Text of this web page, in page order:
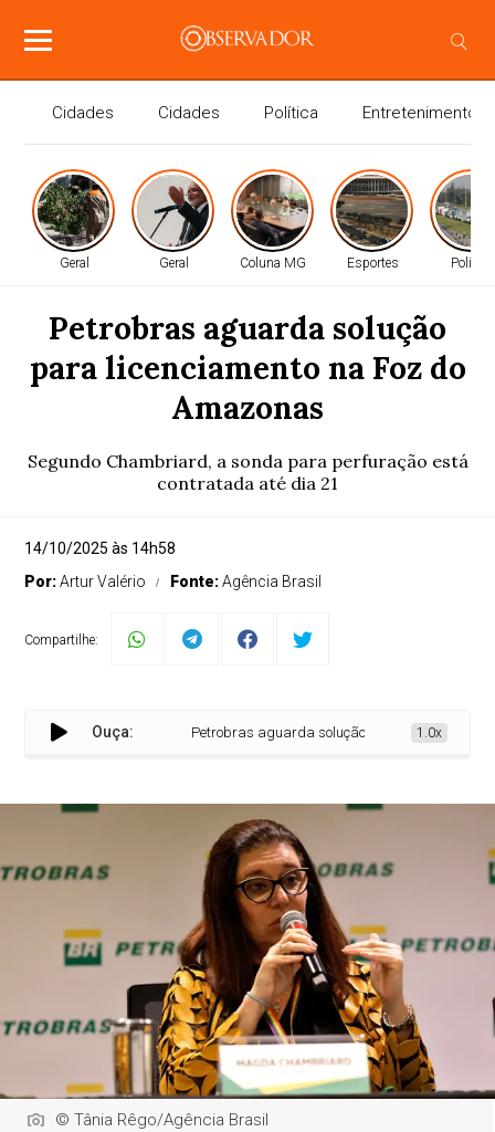
Cidades Cidades Política Entretenimento
Geral Geral Coluna MG Esportes Política
Petrobras aguarda solução
para licenciamento na Foz do
Amazonas
Segundo Chambriard, a sonda para perfuração está
contratada até dia 21
14/10/2025 às 14h58
Por:Artur Valério Fonte:Agência Brasil
Compartilhe:
Ouça: Petrobras aguarda solução para licenciamento na
1.0x
© Tânia Rêgo/Agência Brasil